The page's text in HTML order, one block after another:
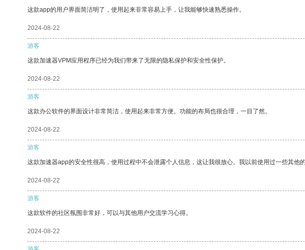
这款app的用户界面简洁明了，使用起来非常容易上手，让我能够快速熟悉操作。
2024-08-22
游客
这款加速器VPM应用程序已经为我们带来了无限的隐私保护和安全性保护。
2024-08-22
游客
这款办公软件的界面设计非常简洁，使用起来非常方便。功能的布局也很合理，一目了然。
2024-08-22
游客
这款加速器app的安全性很高，使用过程中不会泄露个人信息，这让我很放心。我以前使用过一些其他
2024-08-22
游客
这款软件的社区氛围非常好，可以与其他用户交流学习心得。
2024-08-22